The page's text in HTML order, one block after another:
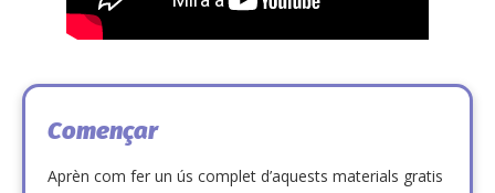
Començar
Aprèn com fer un ús complet d’aquests materials gratis